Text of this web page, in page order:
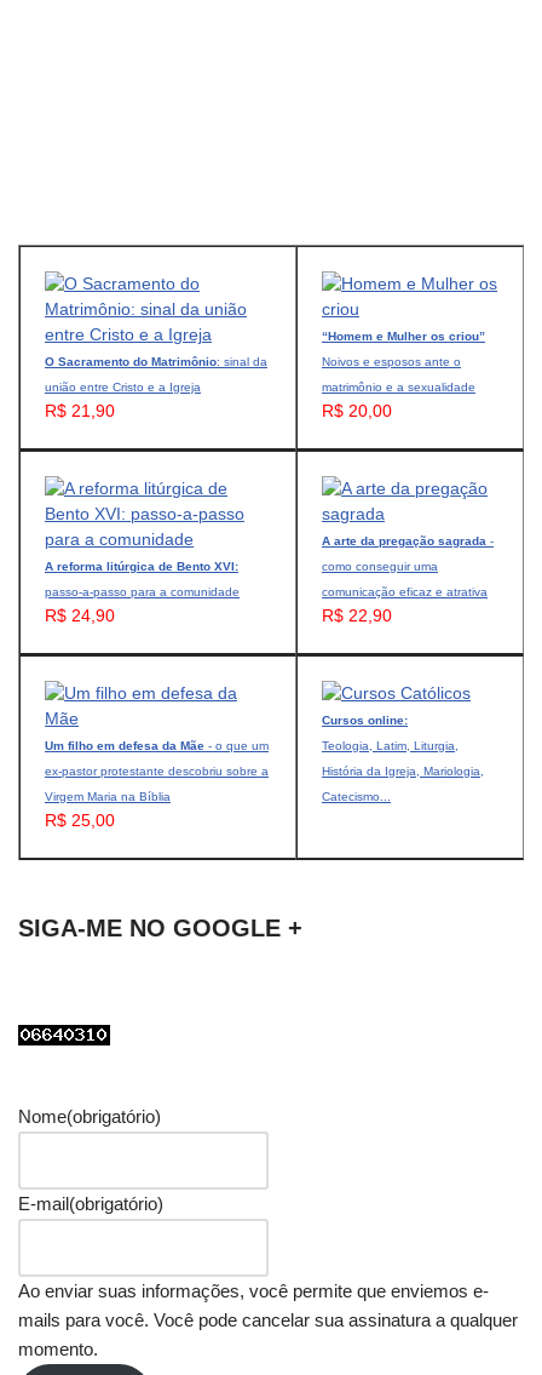
O Sacramento do Matrimônio: sinal da
união entre Cristo e a Igreja
R$ 21,90
“Homem e Mulher os criou”
Noivos e esposos ante o
matrimônio e a sexualidade
R$ 20,00
A reforma litúrgica de Bento XVI:
passo-a-passo para a comunidade
R$ 24,90
A arte da pregação sagrada -
como conseguir uma
comunicação eficaz e atrativa
R$ 22,90
Um filho em defesa da Mãe - o que um
ex-pastor protestante descobriu sobre a
Virgem Maria na Bíblia
R$ 25,00
Cursos online:
Teologia, Latim, Liturgia,
História da Igreja, Mariologia,
Catecismo...
SIGA-ME NO GOOGLE +
Nome(obrigatório)
E-mail(obrigatório)
Ao enviar suas informações, você permite que enviemos e-
mails para você. Você pode cancelar sua assinatura a qualquer
momento.